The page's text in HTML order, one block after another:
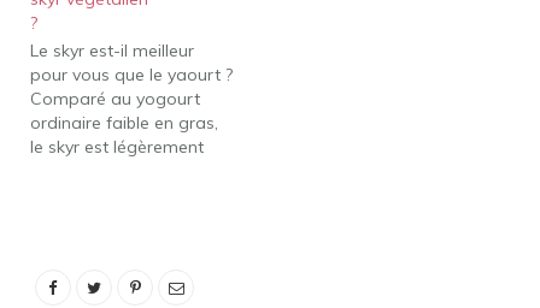
favori épicé ou
épaississiez un plat avec
une cuillerée de yogourt.
Le skyr est-il meilleur
pour vous que…
?
Le skyr est-il meilleur
pour vous que le yaourt ?
Comparé au yogourt
ordinaire faible en gras,
le skyr est légèrement
légèrement inférieur en